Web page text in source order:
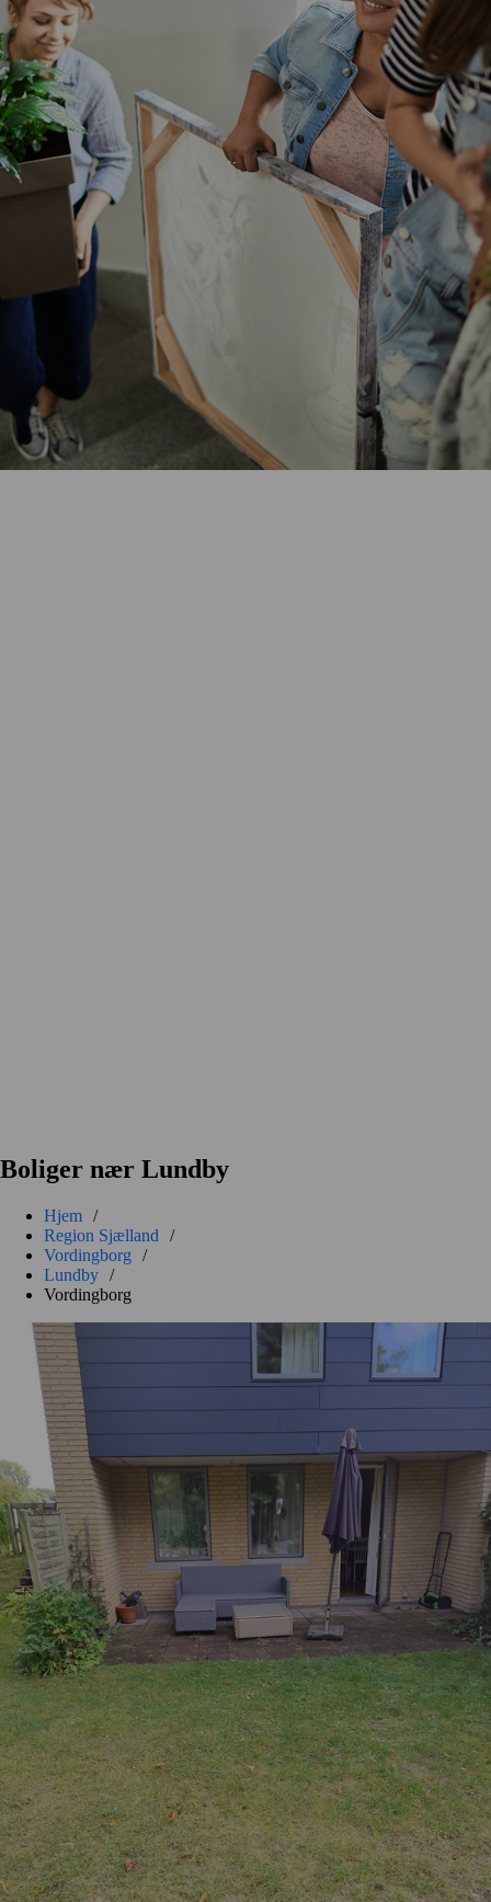
Boliger nær Lundby
Hjem /
Region Sjælland
/
Vordingborg
/
Lundby /
Vordingborg